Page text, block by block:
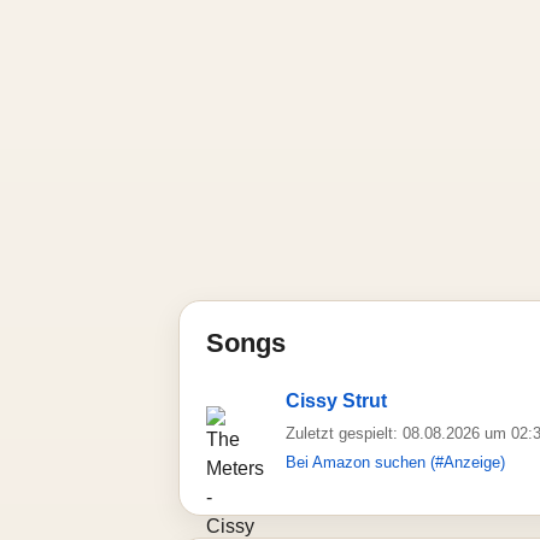
Songs
Cissy Strut
Zuletzt gespielt: 08.08.2026 um
Bei Amazon suchen (#Anzeige)